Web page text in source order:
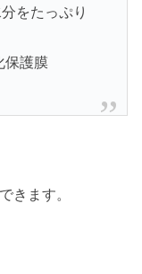
をたっぷり
保護膜
きます。